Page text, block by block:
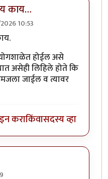
काय…
10:53
लेख
होईल असे
असेही लिहिले होते कि
जाईल व त्यावर
कराकिंवासदस्य व्हा